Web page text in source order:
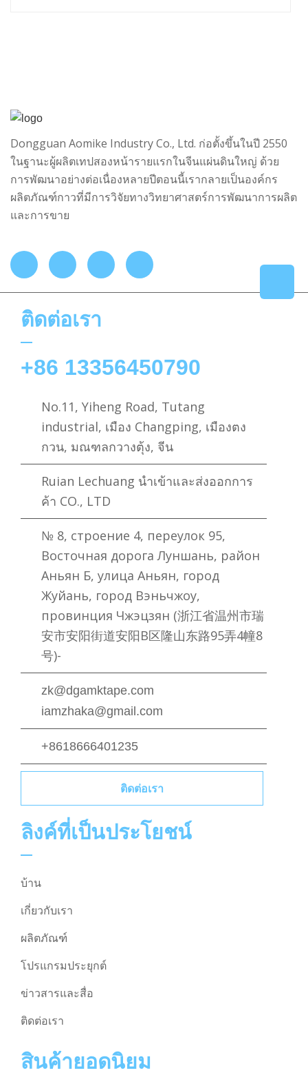
Dongguan Aomike Industry Co., Ltd. ก่อตั้งขึ้นในปี 2550
ในฐานะผู้ผลิตเทปสองหน้ารายแรกในจีนแผ่นดินใหญ่ ด้วย
การพัฒนาอย่างต่อเนื่องหลายปีตอนนี้เรากลายเป็นองค์กร
ผลิตภัณฑ์กาวที่มีการวิจัยทางวิทยาศาสตร์การพัฒนาการผลิต
และการขาย
ติดต่อเรา
+86 13356450790
No.11, Yiheng Road, Tutang
industrial, เมือง Changping, เมืองตง
กวน, มณฑลกวางตุ้ง, จีน
Ruian Lechuang นําเข้าและส่งออกการ
ค้า CO., LTD
№ 8, строение 4, переулок 95,
Восточная дорога Луншань, район
Аньян Б, улица Аньян, город
Жуйань, город Вэньчжоу,
провинция Чжэцзян (浙江省温州市瑞
安市安阳街道安阳B区隆山东路95弄4幢8
号)-
zk@dgamktape.com
iamzhaka@gmail.com
+8618666401235
ติดต่อเรา
ลิงค์ที่เป็นประโยชน์
บ้าน
เกี่ยวกับเรา
ผลิตภัณฑ์
โปรแกรมประยุกต์
ข่าวสารและสื่อ
ติดต่อเรา
สินค้ายอดนิยม